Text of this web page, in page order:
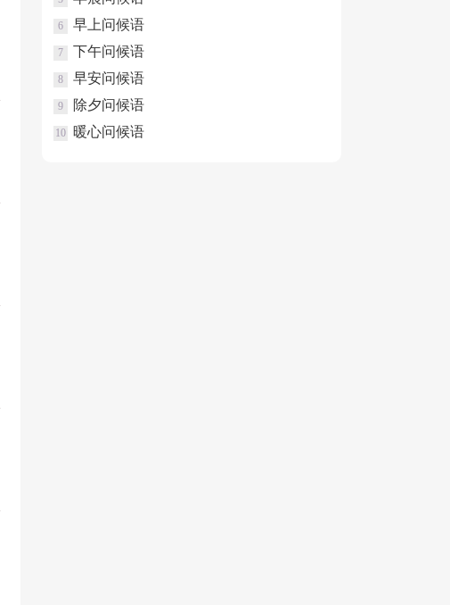
6 早上问候语
7 下午问候语
8 早安问候语
9 除夕问候语
10 暖心问候语